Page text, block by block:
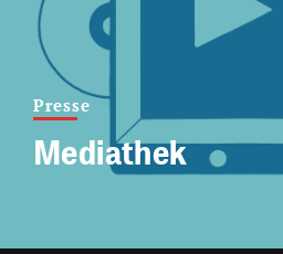
Presse
Mediathek